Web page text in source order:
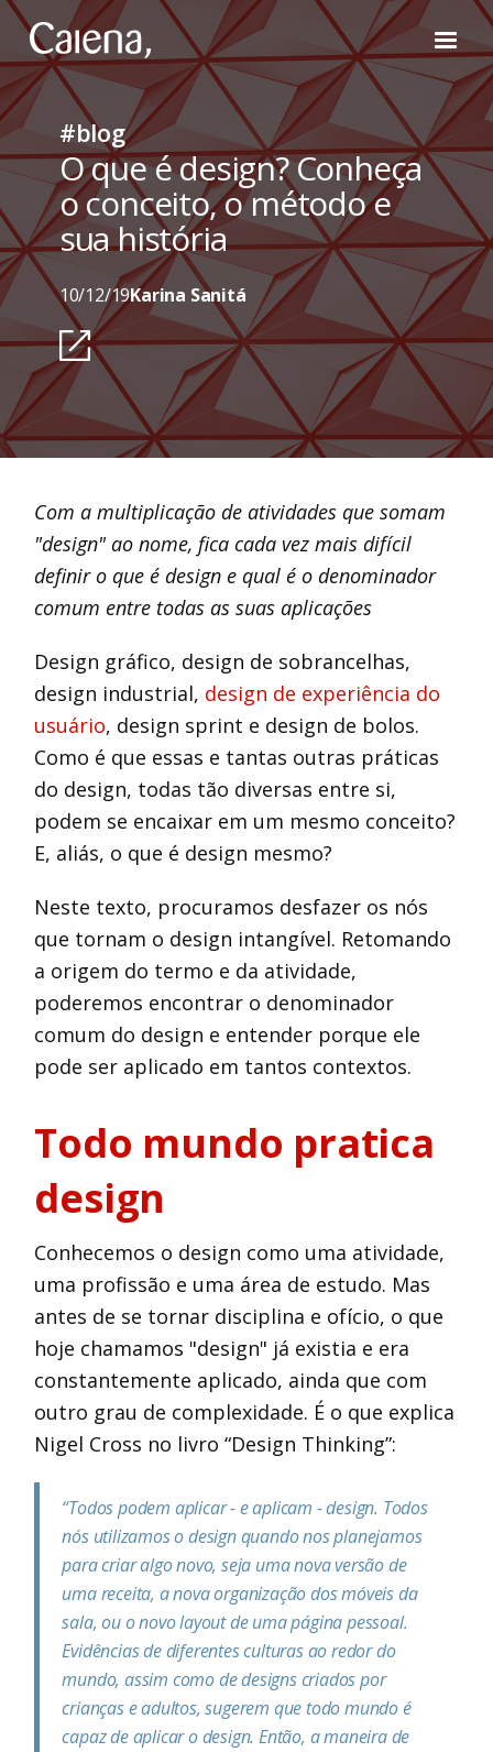
#blog
O que é design? Conheça
o conceito, o método e
sua história
10/12/19Karina Sanitá
Com a multiplicação de atividades que somam
"design" ao nome, fica cada vez mais difícil
definir o que é design e qual é o denominador
comum entre todas as suas aplicações
Design gráfico, design de sobrancelhas,
design industrial, design de experiência do
usuário, design sprint e design de bolos.
Como é que essas e tantas outras práticas
do design, todas tão diversas entre si,
podem se encaixar em um mesmo conceito?
E, aliás, o que é design mesmo?
Neste texto, procuramos desfazer os nós
que tornam o design intangível. Retomando
a origem do termo e da atividade,
poderemos encontrar o denominador
comum do design e entender porque ele
pode ser aplicado em tantos contextos.
Todo mundo pratica
design
Conhecemos o design como uma atividade,
uma profissão e uma área de estudo. Mas
antes de se tornar disciplina e ofício, o que
hoje chamamos "design" já existia e era
constantemente aplicado, ainda que com
outro grau de complexidade. É o que explica
Nigel Cross no livro “Design Thinking”:
“Todos podem aplicar - e aplicam - design. Todos
nós utilizamos o design quando nos planejamos
para criar algo novo, seja uma nova versão de
uma receita, a nova organização dos móveis da
sala, ou o novo layout de uma página pessoal.
Evidências de diferentes culturas ao redor do
mundo, assim como de designs criados por
crianças e adultos, sugerem que todo mundo é
capaz de aplicar o design. Então, a maneira de